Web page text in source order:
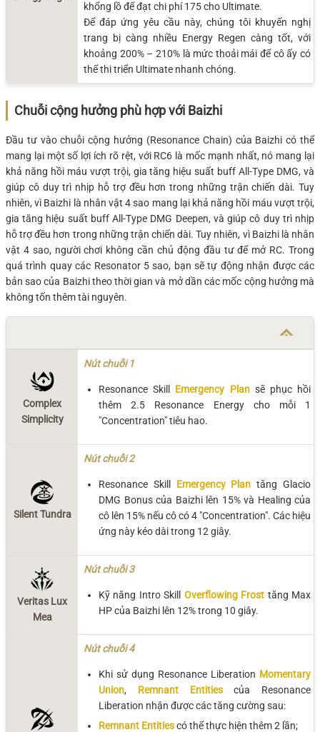
khổng lồ để đạt chi phí 175 cho Ultimate.
Để đáp ứng yêu cầu này, chúng tôi khuyến nghị
trang bị càng nhiều Energy Regen càng tốt, với
khoảng 200% – 210% là mức thoải mái để cô ấy có
thể thi triển Ultimate nhanh chóng.
Chuỗi cộng hưởng phù hợp với Baizhi
Đầu tư vào chuỗi cộng hưởng (Resonance Chain) của Baizhi có thể
mang lại một số lợi ích rõ rệt, với RC6 là mốc mạnh nhất, nó mang lại
khả năng hồi máu vượt trội, gia tăng hiệu suất buff All-Type DMG, và
giúp cô duy trì nhịp hỗ trợ đều hơn trong những trận chiến dài. Tuy
nhiên, vì Baizhi là nhân vật 4 sao mang lại khả năng hồi máu vượt trội,
gia tăng hiệu suất buff All-Type DMG Deepen, và giúp cô duy trì nhịp
hỗ trợ đều hơn trong những trận chiến dài. Tuy nhiên, vì Baizhi là nhân
vật 4 sao, người chơi không cần chủ động đầu tư để mở RC. Trong
quá trình quay các Resonator 5 sao, bạn sẽ tự động nhận được các
bản sao của Baizhi theo thời gian và mở dần các mốc cộng hưởng mà
không tốn thêm tài nguyên.
Complex
Simplicity
Nút chuỗi 1
Resonance Skill Emergency Plansẽ phục hồi
thêm 2.5 Resonance Energy cho mỗi 1
"Concentration" tiêu hao.
Silent Tundra
Nút chuỗi 2
Resonance Skill Emergency Plan tăng Glacio
DMG Bonus của Baizhi lên 15% và Healing của
cô lên 15% nếu cô có 4 "Concentration". Các hiệu
ứng này kéo dài trong 12 giây.
Veritas Lux
Mea
Nút chuỗi 3
Kỹ năng Intro Skill Overflowing Frost tăng Max
HP của Baizhi lên 12% trong 10 giây.
Nút chuỗi 4
Khi sử dụng Resonance Liberation Momentary
Union, Remnant Entitiescủa Resonance
Liberation nhận được các tăng cường sau:
Remnant Entitiescó thể thực hiện thêm 2 lần;